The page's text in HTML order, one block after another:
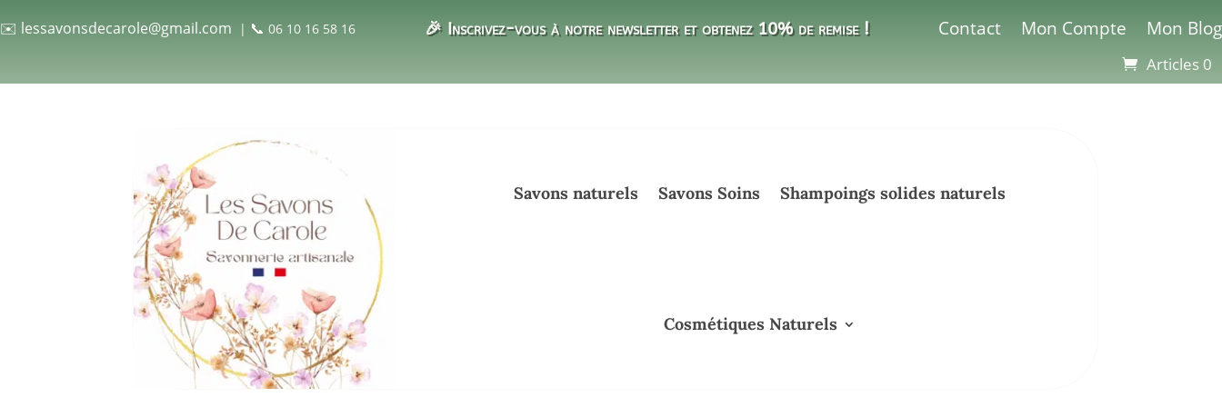
✉️ lessavonsdecarole@gmail.com | 📞 06 10 16 58 16 🎉 Inscrivez-vous à notre newsletter et obtenez 10% de remise ! Contact Mon Compte Mon Blog
Articles 0
Savons naturels Savons Soins Shampoings solides naturels
Cosmétiques Naturels